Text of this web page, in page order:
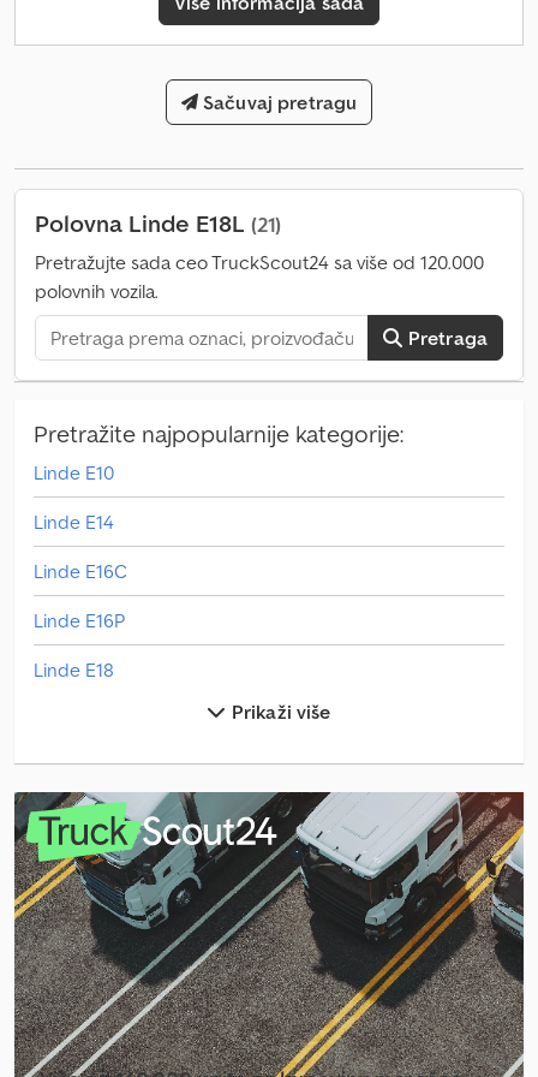
Graničnik habanja viljuške - Jednopedal - Centralna i krstasta
neintegrisana dodatna oprema nije uključena u cenu i može se
kupiti posebno - LSP 0.5Sačuvaj pretragu
Polovna Linde E18L (21)
Pretražujte sada ceo TruckScout24 sa više od 120.000
polovnih vozila.
Pretraga
Pretražite najpopularnije kategorije:
Linde E10
Linde E14
Linde E16C
Linde E16P
Linde E18
Linde E20
Linde E20L
Linde E20Pl
Linde E30L
Linde E35L
Linde H14D
Linde H16D
Prikaži više